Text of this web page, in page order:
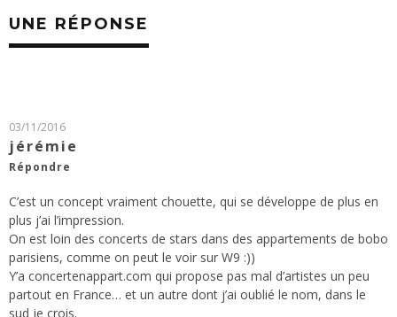
UNE RÉPONSE
03/11/2016
jérémie
Répondre
C’est un concept vraiment chouette, qui se développe de plus en
plus j’ai l’impression.
On est loin des concerts de stars dans des appartements de bobo
parisiens, comme on peut le voir sur W9 :))
Y’a concertenappart.com qui propose pas mal d’artistes un peu
partout en France… et un autre dont j’ai oublié le nom, dans le
sud je crois.